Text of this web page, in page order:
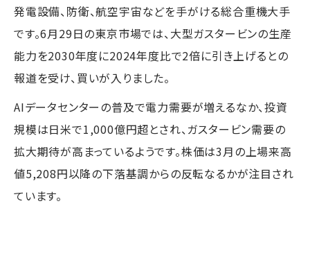
発電設備、防衛、航空宇宙などを手がける総合重機大手
です。6月29日の東京市場では、大型ガスタービンの生産
能力を2030年度に2024年度比で2倍に引き上げるとの
報道を受け、買いが入りました。
AIデータセンターの普及で電力需要が増えるなか、投資
規模は日米で1,000億円超とされ、ガスタービン需要の
拡大期待が高まっているようです。株価は3月の上場来高
値5,208円以降の下落基調からの反転なるかが注目され
ています。